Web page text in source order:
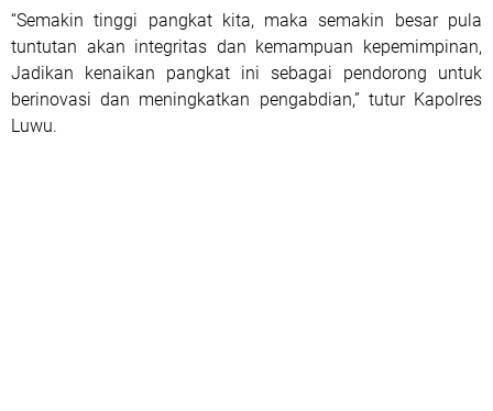
“Semakin tinggi pangkat kita, maka semakin besar pula
tuntutan akan integritas dan kemampuan kepemimpinan,
Jadikan kenaikan pangkat ini sebagai pendorong untuk
berinovasi dan meningkatkan pengabdian,” tutur Kapolres
Luwu.